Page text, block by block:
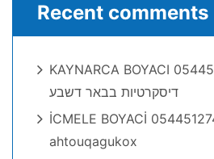
Recent comments
KAYNARCA BOYACI
דיסקרטיות בבאר דשבע
İCMELE BOYACİ
ahtouqagukox